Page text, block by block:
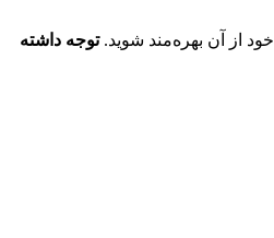
خود از آن بهره‌مند شوید.توجه داشته